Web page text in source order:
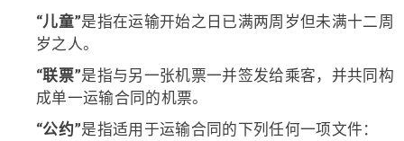
“儿童”是指在运输开始之日已满两周岁但未满十二周
岁之人。
“联票”是指与另一张机票一并签发给乘客，并共同构
成单一运输合同的机票。
“公约”是指适用于运输合同的下列任何一项文件：